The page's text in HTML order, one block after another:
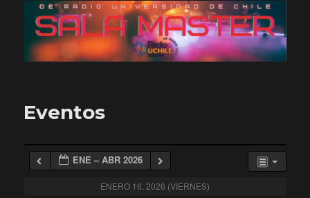
Sala Master
Eventos
ENE – ABR 2026
ENERO 16, 2026 (VIERNES)